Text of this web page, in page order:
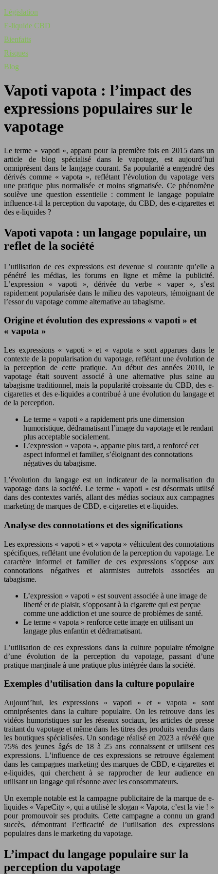
Législation
E-liquide CBD
Bienfaits
Risques
Blog
Vapoti vapota : l’impact des
expressions populaires sur le
vapotage
Le terme « vapoti », apparu pour la première fois en 2015 dans un
article de blog spécialisé dans le vapotage, est aujourd’hui
omniprésent dans le langage courant. Sa popularité a engendré des
dérivés comme « vapota », reflétant l’évolution du vapotage vers
une pratique plus normalisée et moins stigmatisée. Ce phénomène
soulève une question essentielle : comment le langage populaire
influence-t-il la perception du vapotage, du CBD, des e-cigarettes et
des e-liquides ?
Vapoti vapota : un langage populaire, un
reflet de la société
L’utilisation de ces expressions est devenue si courante qu’elle a
pénétré les médias, les forums en ligne et même la publicité.
L’expression « vapoti », dérivée du verbe « vaper », s’est
rapidement popularisée dans le milieu des vapoteurs, témoignant de
l’essor du vapotage comme alternative au tabagisme.
Origine et évolution des expressions « vapoti » et
« vapota »
Les expressions « vapoti » et « vapota » sont apparues dans le
contexte de la popularisation du vapotage, reflétant une évolution de
la perception de cette pratique. Au début des années 2010, le
vapotage était souvent associé à une alternative plus saine au
tabagisme traditionnel, mais la popularité croissante du CBD, des e-
cigarettes et des e-liquides a contribué à une évolution du langage et
de la perception.
Le terme « vapoti » a rapidement pris une dimension
humoristique, dédramatisant l’image du vapotage et le rendant
plus acceptable socialement.
L’expression « vapota », apparue plus tard, a renforcé cet
aspect informel et familier, s’éloignant des connotations
négatives du tabagisme.
L’évolution du langage est un indicateur de la normalisation du
vapotage dans la société. Le terme « vapoti » est désormais utilisé
dans des contextes variés, allant des médias sociaux aux campagnes
marketing de marques de CBD, e-cigarettes et e-liquides.
Analyse des connotations et des significations
Les expressions « vapoti » et « vapota » véhiculent des connotations
spécifiques, reflétant une évolution de la perception du vapotage. Le
caractère informel et familier de ces expressions s’oppose aux
connotations négatives et alarmistes autrefois associées au
tabagisme.
L’expression « vapoti » est souvent associée à une image de
liberté et de plaisir, s’opposant à la cigarette qui est perçue
comme une addiction et une source de problèmes de santé.
Le terme « vapota » renforce cette image en utilisant un
langage plus enfantin et dédramatisant.
L’utilisation de ces expressions dans la culture populaire témoigne
d’une évolution de la perception du vapotage, passant d’une
pratique marginale à une pratique plus intégrée dans la société.
Exemples d’utilisation dans la culture populaire
Aujourd’hui, les expressions « vapoti » et « vapota » sont
omniprésentes dans la culture populaire. On les retrouve dans les
vidéos humoristiques sur les réseaux sociaux, les articles de presse
traitant du vapotage et même dans les titres des produits vendus dans
les boutiques spécialisées. Un sondage réalisé en 2023 a révélé que
75% des jeunes âgés de 18 à 25 ans connaissent et utilisent ces
expressions. L’influence de ces expressions se retrouve également
dans les campagnes marketing des marques de CBD, e-cigarettes et
e-liquides, qui cherchent à se rapprocher de leur audience en
utilisant un langage qui résonne avec les consommateurs.
Un exemple notable est la campagne publicitaire de la marque de e-
liquides « VapeCity », qui a utilisé le slogan « Vapota, c’est la vie ! »
pour promouvoir ses produits. Cette campagne a connu un grand
succès, démontrant l’efficacité de l’utilisation des expressions
populaires dans le marketing du vapotage.
L’impact du langage populaire sur la
perception du vapotage